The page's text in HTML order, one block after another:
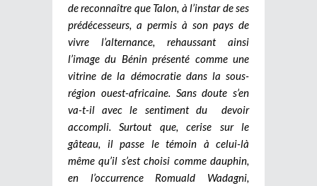
de reconnaître que Talon, à l’instar de ses
prédécesseurs, a permis à son pays de
vivre l’alternance, rehaussant ainsi
l’image du Bénin présenté comme une
vitrine de la démocratie dans la sous-
région ouest-africaine. Sans doute s’en
va-t-il avec le sentiment du devoir
accompli. Surtout que, cerise sur le
gâteau, il passe le témoin à celui-là
même qu’il s’est choisi comme dauphin,
en l’occurrence Romuald Wadagni,